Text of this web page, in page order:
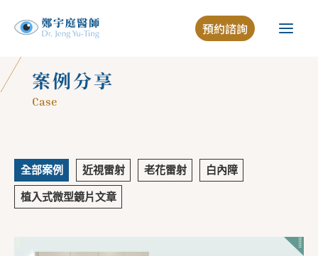
要
內
預約諮詢
案例分享
Case
全部案例 近視雷射 老花雷射
白內障
植入式微型鏡片文章